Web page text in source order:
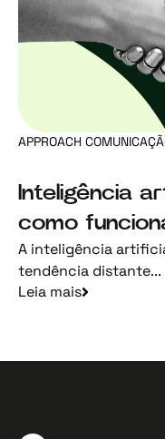
APPROACH
Inteligência
como
A inteligência
tendência distante...
Leia mais